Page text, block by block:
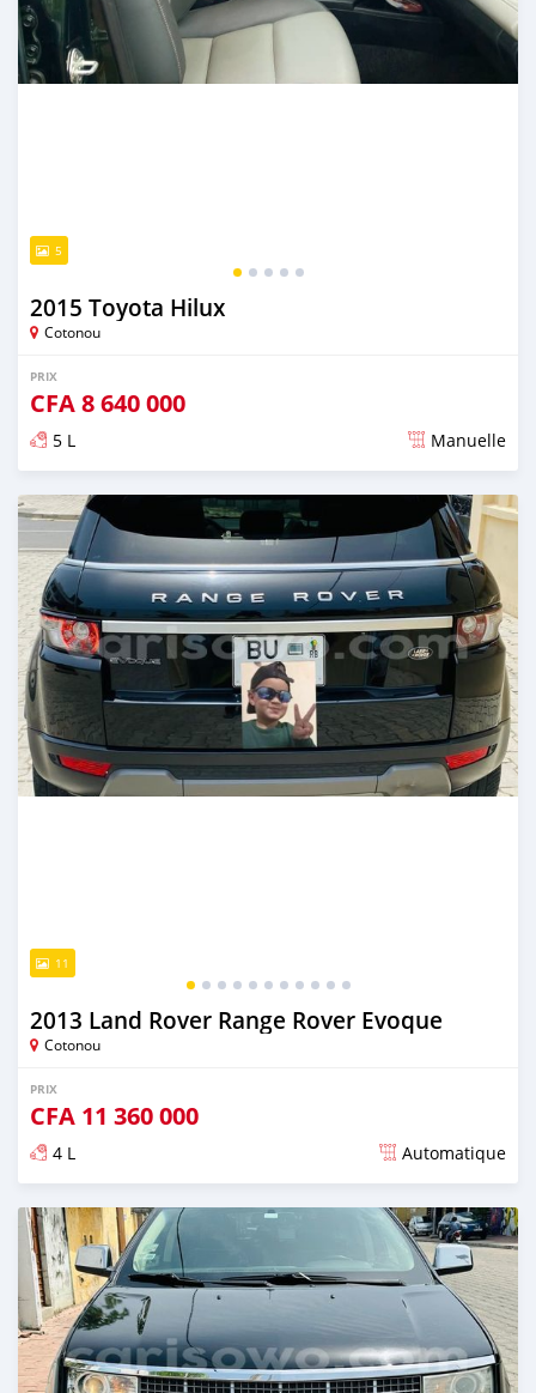
5
2015 Toyota Hilux
Cotonou
PRIX
CFA8 640 000
5 L Manuelle
Publié il y a environ 4 ans
11
2013 Land Rover Range Rover Evoque
Cotonou
PRIX
CFA 11 360 000
4 L Automatique
Publié il y a environ 4 ans